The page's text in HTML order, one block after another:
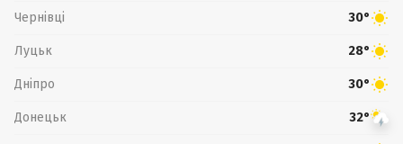
Чернівці 30°
Луцьк 28°
Дніпро 30°
Донецьк 32°